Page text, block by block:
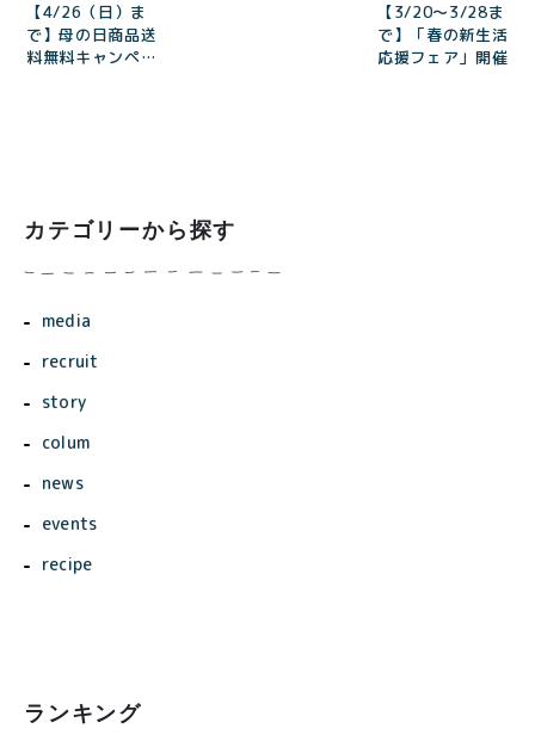
【4/26（日）ま
で】母の日商品送
料無料キャンペー
【3/20〜3/28ま
で】「春の新生活
応援フェア」開催
カテゴリーから探す
media
recruit
story
colum
news
events
recipe
ランキング